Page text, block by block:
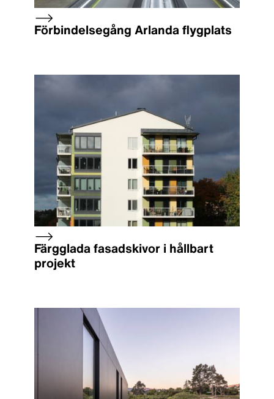
Förbindelsegång Arlanda flygplats
Färgglada fasadskivor i hållbart
projekt